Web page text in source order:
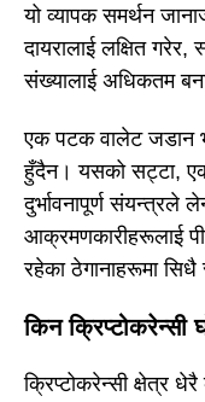
यो व्यापक समर्थन
दायरालाई लक्षित
संख्यालाई अधिकतम
एक पटक वालेट जडान
हुँदैन। यसको सट्टा,
दुर्भावनापूर्ण
आक्रमणकारीहरूलाई
रहेका ठेगानाहरूमा सिधै
किन क्रिप्टोकरेन्सी
क्रिप्टोकरेन्सी क्षेत्र